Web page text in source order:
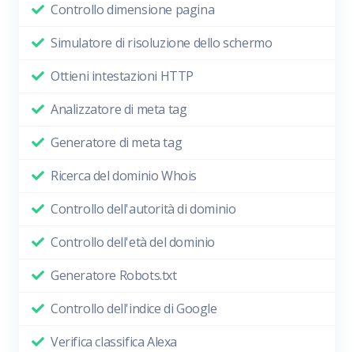
Controllo dimensione pagina
Simulatore di risoluzione dello schermo
Ottieni intestazioni HTTP
Analizzatore di meta tag
Generatore di meta tag
Ricerca del dominio Whois
Controllo dell'autorità di dominio
Controllo dell'età del dominio
Generatore Robots.txt
Controllo dell'indice di Google
Verifica classifica Alexa